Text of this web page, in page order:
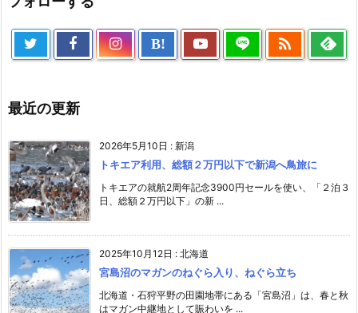
B! 
最近の更新
2026年5月10日 : 新潟
トキエア利用、総額２万円以下で新潟へ鳥旅に
トキエアの就航2周年記念3900円セールを使い、「２泊３
日、総額２万円以下」の新 ...
2025年10月12日 : 北海道
宮島沼のマガンのねぐら入り、ねぐら立ち
北海道・石狩平野の田園地帯にある「宮島沼」は、春と秋
はマガン中継地として賑わいを ...